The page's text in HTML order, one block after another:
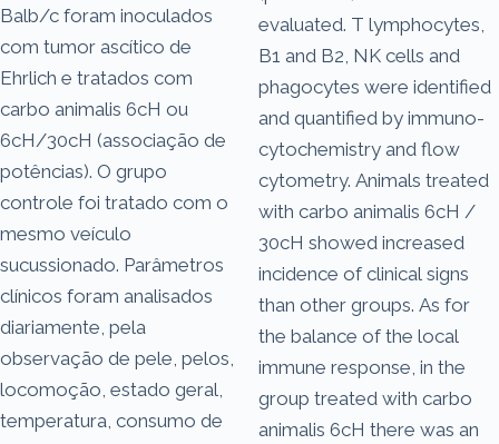
Balb/c foram inoculados
com tumor ascítico de
Ehrlich e tratados com
carbo animalis 6cH ou
6cH/30cH (associação de
potências). O grupo
controle foi tratado com o
mesmo veículo
sucussionado. Parâmetros
clínicos foram analisados
diariamente, pela
observação de pele, pelos,
locomoção, estado geral,
temperatura, consumo de
evaluated. T lymphocytes,
B1 and B2, NK cells and
phagocytes were identified
and quantified by immuno-
cytochemistry and flow
cytometry. Animals treated
with carbo animalis 6cH /
30cH showed increased
incidence of clinical signs
than other groups. As for
the balance of the local
immune response, in the
group treated with carbo
animalis 6cH there was an